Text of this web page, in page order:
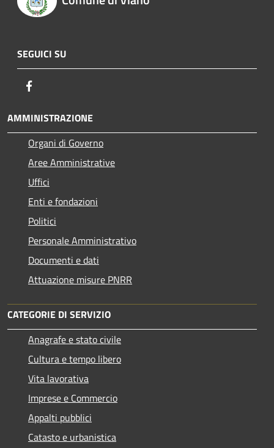
SEGUICI SU
AMMINISTRAZIONE
Organi di Governo
Aree Amministrative
Uffici
Enti e fondazioni
Politici
Personale Amministrativo
Documenti e dati
Attuazione misure PNRR
CATEGORIE DI SERVIZIO
Anagrafe e stato civile
Cultura e tempo libero
Vita lavorativa
Imprese e Commercio
Appalti pubblici
Catasto e urbanistica